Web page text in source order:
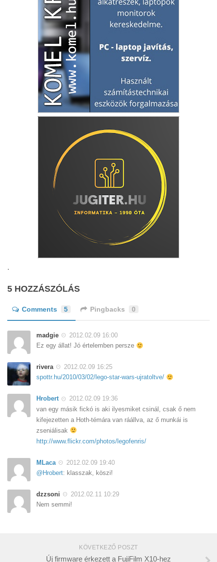
.
5 HOZZÁSZÓLÁS
Comments 5 Pingbacks 0
madgie
2012.02.09 16:00
Ez egy állat! Jó értelemben persze
rivera
2012.02.09 16:25
spottr.hu/2010/03/02/lego-star-wars-ujratoltve/
Hrobert
2012.02.09 19:36
van egy másik fickó is aki ilyesmiket csinál, csak ő nem
kifejezetten a Hoth-témára van ráállva, az ő munkái is
zseniálisak
http://www.flickr.com/photos/legofenris/
MLaca
2012.02.09 19:40
@Hrobert: klasszak, köszi!
dzzsoni
2012.02.11 10:29
Nem semmi!
KÖVETKEZŐ POSZT
Új firmware érkezett a FujiFilm X10-hez